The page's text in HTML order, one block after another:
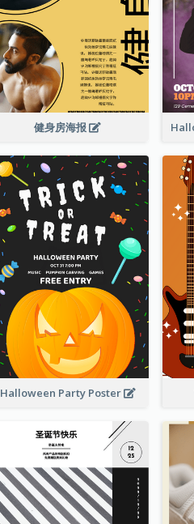
健身房海报
Halloween Party Poster